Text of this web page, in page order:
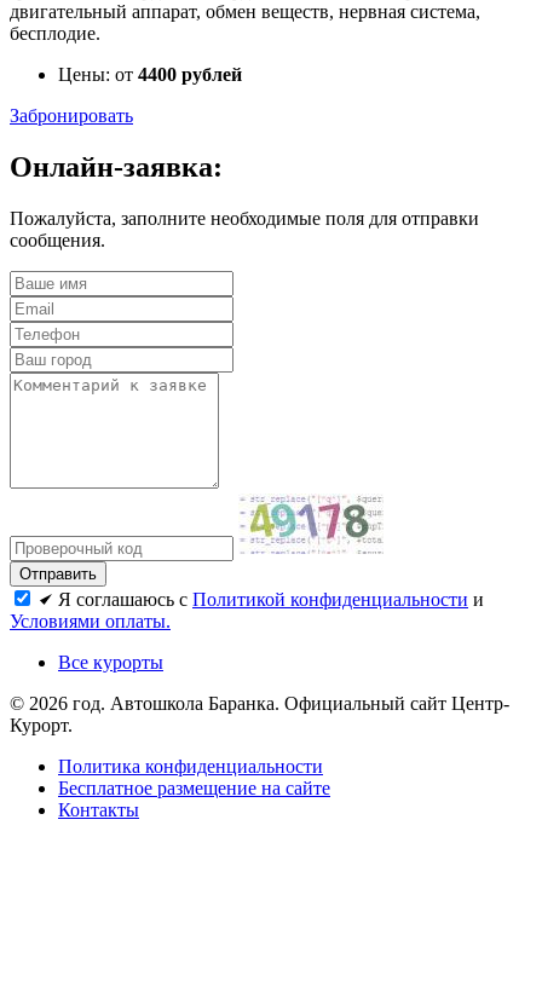
двигательный аппарат, обмен веществ, нервная система,
бесплодие.
Цены: от 4400 рублей
Забронировать
Онлайн-заявка:
Пожалуйста, заполните необходимые поля для отправки
сообщения.
Я соглашаюсь с Политикой конфиденциальности и
Условиями оплаты.
Все курорты
© 2026 год. Автошкола Баранка. Официальный сайт Центр-
Курорт.
Политика конфиденциальности
Бесплатное размещение на сайте
Контакты